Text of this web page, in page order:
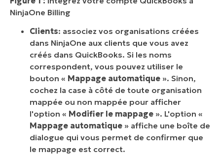
NinjaOne Billing
Clients: associez vos organisations créées
dans NinjaOne aux clients que vous avez
créés dans QuickBooks. Si les noms
correspondent, vous pouvez utiliser le
bouton « Mappage automatique ». Sinon,
cochez la case à côté de toute organisation
mappée ou non mappée pour afficher
l'option « Modifier le mappage ». L'option «
Mappage automatique » affiche une boîte de
dialogue qui vous permet de confirmer que
le mappage est correct.